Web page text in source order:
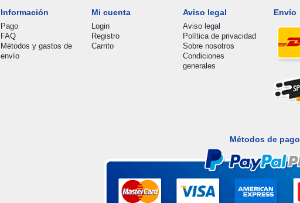
Información
Pago
FAQ
Métodos y gastos de
envío
Mi cuenta
Login
Registro
Carrito
Aviso legal
Aviso legal
Política de privacidad
Sobre nosotros
Condiciones
generales
Envío
Métodos de pago